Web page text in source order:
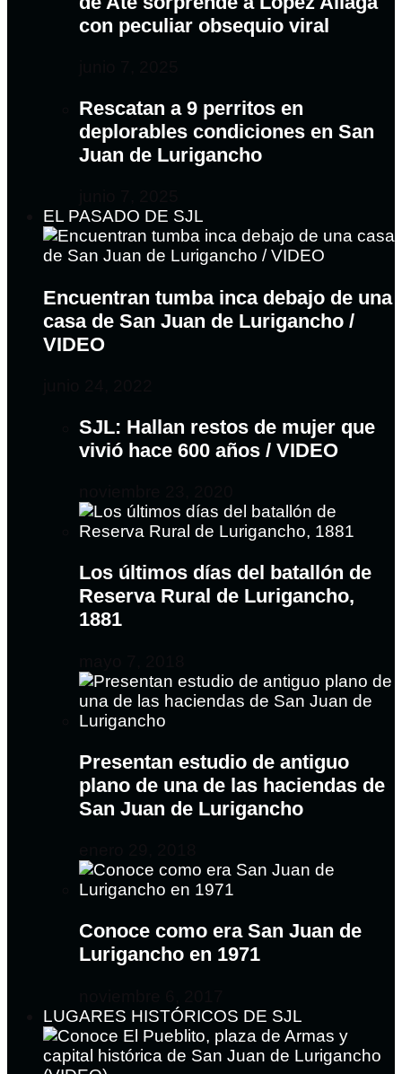
con peculiar obsequio viral
Rescatan a 9 perritos en
deplorables condiciones en San
Juan de Lurigancho
EL PASADO DE SJL
Encuentran tumba inca debajo de una
casa de San Juan de Lurigancho /
VIDEO
SJL: Hallan restos de mujer que
vivió hace 600 años / VIDEO
Los últimos días del batallón de
Reserva Rural de Lurigancho,
1881
Presentan estudio de antiguo
plano de una de las haciendas de
San Juan de Lurigancho
Conoce como era San Juan de
Lurigancho en 1971
LUGARES HISTÓRICOS DE SJL